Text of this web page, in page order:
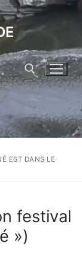
EST DANS LE
festival
»)